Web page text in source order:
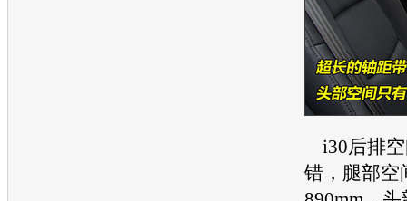
i30后排
错，腿部空